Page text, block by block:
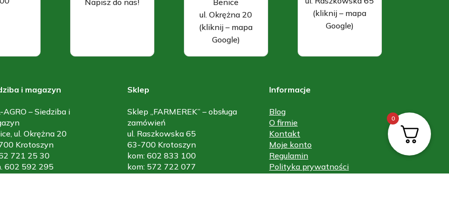
Napisz do nas!
Benice
ul. Okrężna 20
(kliknij – mapa
Google)
(kliknij – mapa
Google)
i magazyn
AGRO – Siedziba i
ul. Okrężna 20
Krotoszyn
721 25 30
602 592 295
Sklep
Sklep „FARMEREK” – obsługa
zamówień
ul. Raszkowska 65
63-700 Krotoszyn
kom: 602 833 100
kom: 572 722 077
Informacje
Blog
O firmie
Kontakt
Moje konto
Regulamin
Polityka prywatności
0